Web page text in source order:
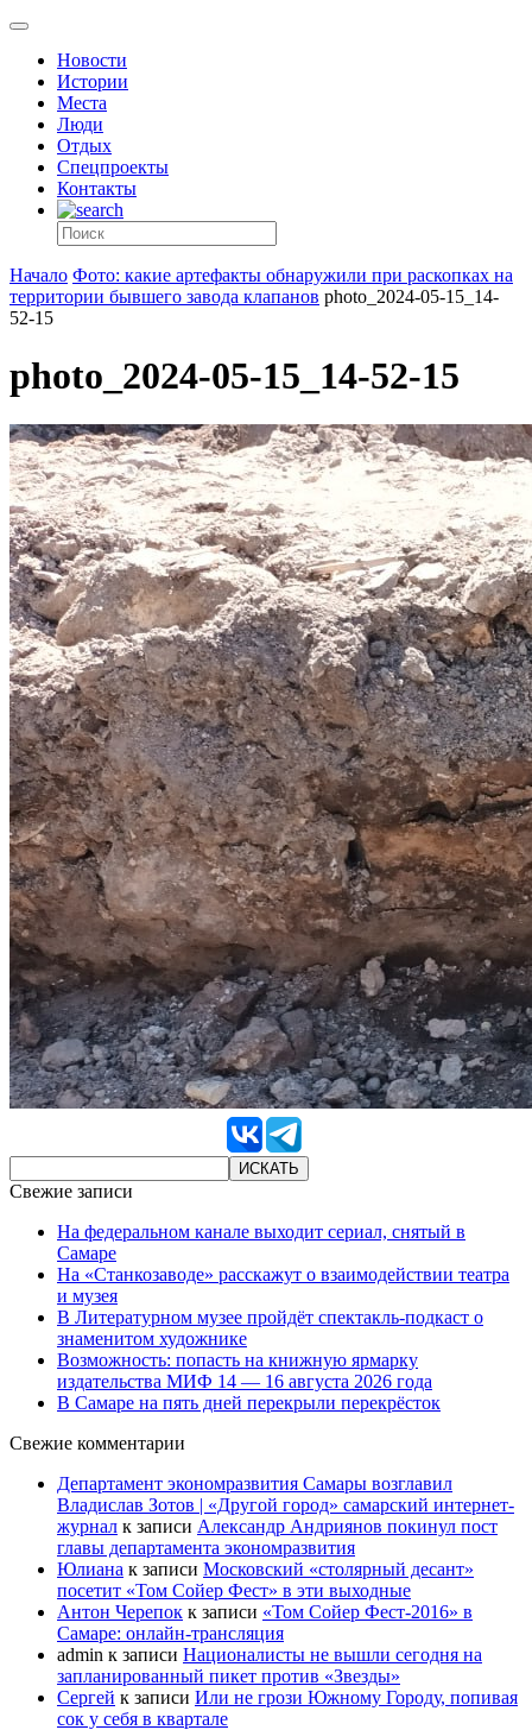
Новости
Истории
Места
Люди
Отдых
Спецпроекты
Контакты
Начало Фото: какие артефакты обнаружили при раскопках на
территории бывшего завода клапанов photo_2024-05-15_14-
52-15
photo_2024-05-15_14-52-15
Свежие записи
На федеральном канале выходит сериал, снятый в
Самаре
На «Станкозаводе» расскажут о взаимодействии театра
и музея
В Литературном музее пройдёт спектакль-подкаст о
знаменитом художнике
Возможность: попасть на книжную ярмарку
издательства МИФ 14 — 16 августа 2026 года
В Самаре на пять дней перекрыли перекрёсток
Свежие комментарии
Департамент экономразвития Самары возглавил
Владислав Зотов | «Другой город» самарский интернет-
журнал к записи Александр Андриянов покинул пост
главы департамента экономразвития
Юлиана к записи Московский «столярный десант»
посетит «Том Сойер Фест» в эти выходные
Антон Черепок к записи «Том Сойер Фест-2016» в
Самаре: онлайн-трансляция
admin к записи Националисты не вышли сегодня на
запланированный пикет против «Звезды»
Сергей к записи Или не грози Южному Городу, попивая
сок у себя в квартале